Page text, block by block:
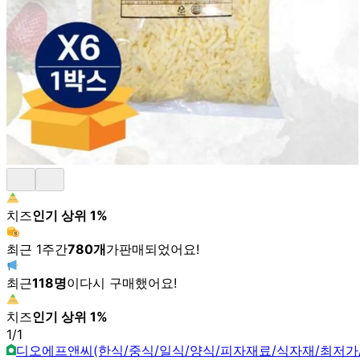
치즈인기 상위 1%
최근 1주간780개가판매되었어요!
최근118명이다시 구매했어요!
치즈인기 상위 1%
1/1
디오에프앤씨(한식/중식/일식/양식/피자재료/식자재/최저